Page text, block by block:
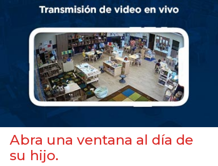
Abra una ventana al día de
su hijo.